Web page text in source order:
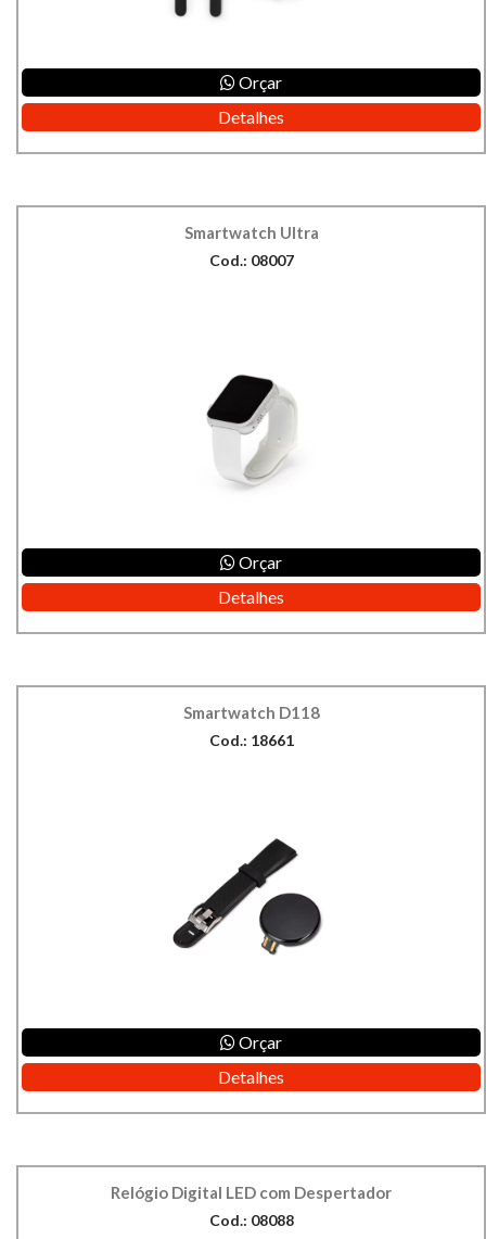
Orçar
Detalhes
Smartwatch Ultra
Cod.: 08007
Orçar
Detalhes
Smartwatch D118
Cod.: 18661
Orçar
Detalhes
Relógio Digital LED com Despertador
Cod.: 08088